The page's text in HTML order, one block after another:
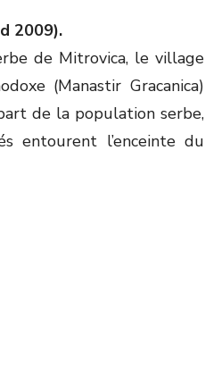
2009).
de Mitrovica, le village
(Manastir Gracanica)
de la population serbe,
entourent l’enceinte du